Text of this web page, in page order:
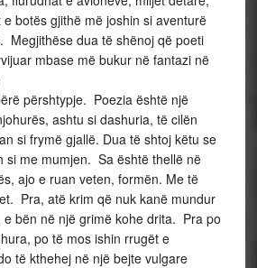
botës gjithë më joshin si aventurë
Megjithëse dua të shënoj që poeti
mbase më bukur në fantazi në
përshtypje. Poezia është një
ashtu si dashuria, të cilën
si frymë gjallë. Dua të shtoj këtu se
si me mumjen. Sa është thellë në
ajo e ruan veten, formën. Me të
Pra, atë krim që nuk kanë mundur
bën në një grimë kohe drita. Pra po
po të mos ishin rrugët e
të kthehej në një bejte vulgare